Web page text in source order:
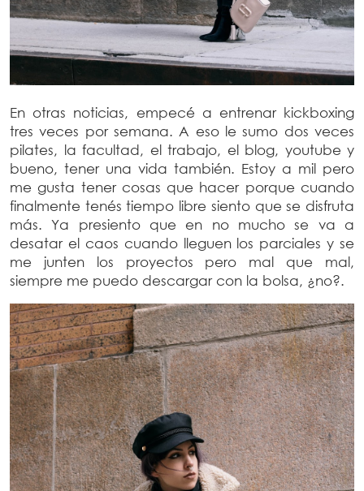
En otras noticias, empecé a entrenar kickboxing
tres veces por semana. A eso le sumo dos veces
pilates, la facultad, el trabajo, el blog, youtube y
bueno, tener una vida también. Estoy a mil pero
me gusta tener cosas que hacer porque cuando
finalmente tenés tiempo libre siento que se disfruta
más. Ya presiento que en no mucho se va a
desatar el caos cuando lleguen los parciales y se
me junten los proyectos pero mal que mal,
siempre me puedo descargar con la bolsa, ¿no?.